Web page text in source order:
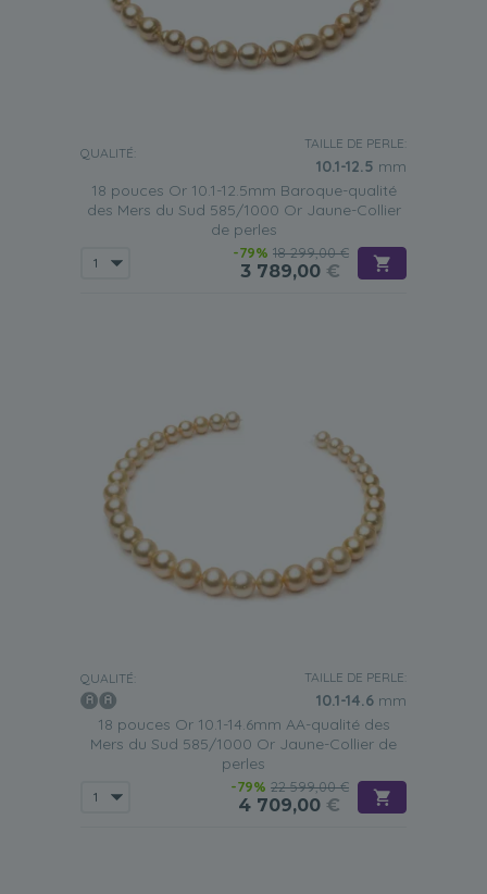
QUALITÉ:
TAILLE DE PERLE:
10.1-12.5 mm
18 pouces Or 10.1-12.5mm Baroque-qualité
des Mers du Sud 585/1000 Or Jaune-Collier
de perles
-79% 18 299,00 €
3 789,00 €
QUALITÉ: TAILLE DE PERLE:
10.1-14.6 mm
18 pouces Or 10.1-14.6mm AA-qualité des
Mers du Sud 585/1000 Or Jaune-Collier de
perles
-79% 22 599,00 €
4 709,00 €